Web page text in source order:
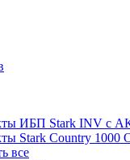
ИБП Stark INV с
Stark Country 1000
все